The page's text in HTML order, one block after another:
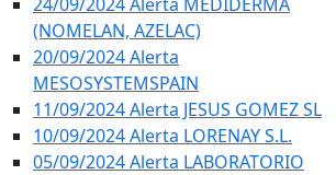
(NOMELAN, AZELAC)
20/09/2024 Alerta
MESOSYSTEMSPAIN
11/09/2024 Alerta JESUS GOMEZ SL
10/09/2024 Alerta LORENAY S.L.
05/09/2024 Alerta LABORATORIO